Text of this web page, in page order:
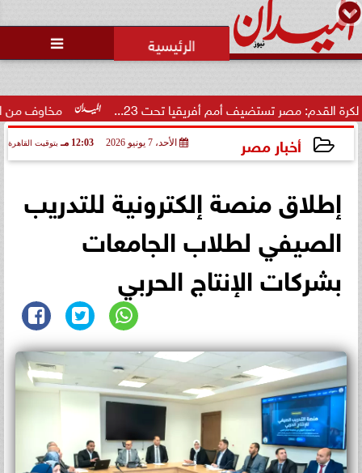

مخاوف من اتساع مصر تستضيف أمم أفريقيا تحت 23...
أخبار مصر الأحد، 7 يونيو 2026 12:03 مـ بتوقيت القاهرة
إطلاق منصة إلكترونية للتدريب
الصيفي لطلاب الجامعات
بشركات الإنتاج الحربي